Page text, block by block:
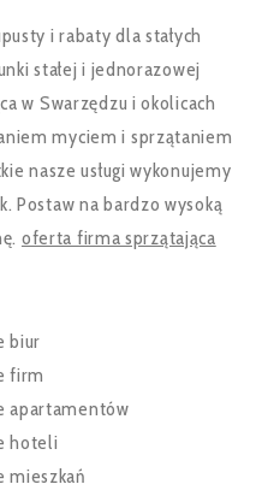
i rabaty dla stałych
stałej i jednorazowej
w Swarzędzu i okolicach
myciem i sprzątaniem
nasze usługi wykonujemy
Postaw na bardzo wysoką
oferta firma sprzątająca
biur
firm
apartamentów
hoteli
mieszkań